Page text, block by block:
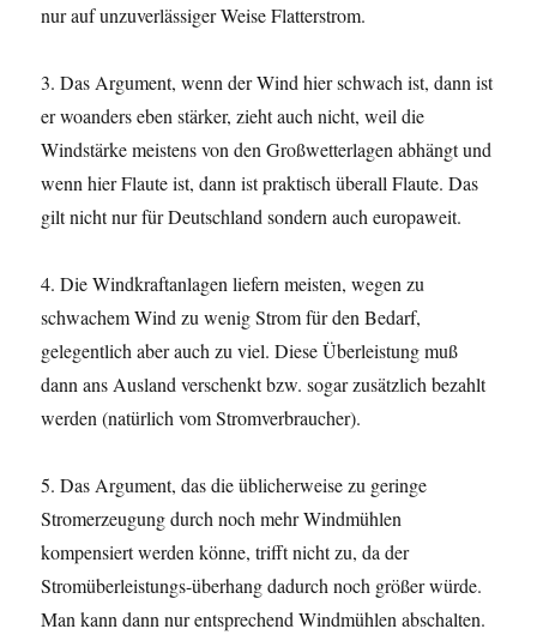
nur auf unzuverlässiger Weise Flatterstrom.
3. Das Argument, wenn der Wind hier schwach ist, dann ist
er woanders eben stärker, zieht auch nicht, weil die
Windstärke meistens von den Großwetterlagen abhängt und
wenn hier Flaute ist, dann ist praktisch überall Flaute. Das
gilt nicht nur für Deutschland sondern auch europaweit.
4. Die Windkraftanlagen liefern meisten, wegen zu
schwachem Wind zu wenig Strom für den Bedarf,
gelegentlich aber auch zu viel. Diese Überleistung muß
dann ans Ausland verschenkt bzw. sogar zusätzlich bezahlt
werden (natürlich vom Stromverbraucher).
5. Das Argument, das die üblicherweise zu geringe
Stromerzeugung durch noch mehr Windmühlen
kompensiert werden könne, trifft nicht zu, da der
Stromüberleistungs-überhang dadurch noch größer würde.
Man kann dann nur entsprechend Windmühlen abschalten.